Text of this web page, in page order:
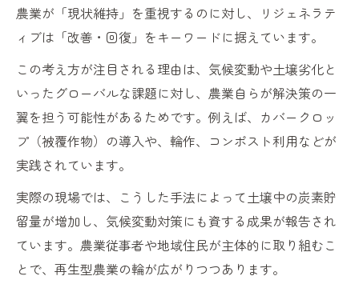
農業が「現状維持」を重視するのに対し、リジェネラテ
ィブは「改善・回復」をキーワードに据えています。
この考え方が注目される理由は、気候変動や土壌劣化と
いったグローバルな課題に対し、農業自らが解決策の一
翼を担う可能性があるためです。例えば、カバークロッ
プ（被覆作物）の導入や、輪作、コンポスト利用などが
実践されています。
実際の現場では、こうした手法によって土壌中の炭素貯
留量が増加し、気候変動対策にも資する成果が報告され
ています。農業従事者や地域住民が主体的に取り組むこ
とで、再生型農業の輪が広がりつつあります。